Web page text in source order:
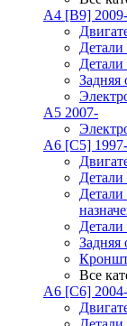
A4 [B9]
Детали
Детали
Задняя
A5 2007-
A6 [C5]
Детали
Детали
Детали
Задняя
Все
A6 [C6]